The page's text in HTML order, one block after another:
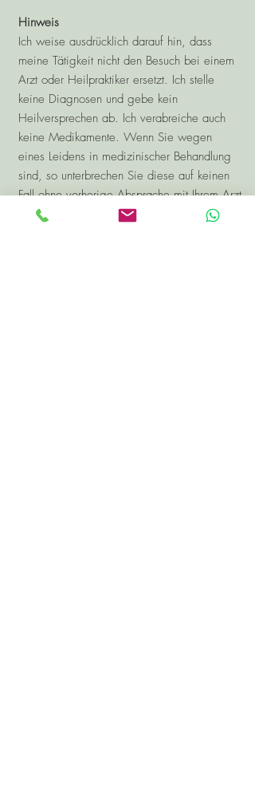
Hinweis
Ich weise ausdrücklich darauf hin, dass
meine Tätigkeit nicht den Besuch bei einem
Arzt oder Heilpraktiker ersetzt. Ich stelle
keine Diagnosen und gebe kein
Heilversprechen ab. Ich verabreiche auch
keine Medikamente. Wenn Sie wegen
eines Leidens in medizinischer Behandlung
sind, so unterbrechen Sie diese auf keinen
Fall ohne vorherige Absprache mit Ihrem Arzt
oder Heilpraktiker. Meine Tätigkeit liegt in